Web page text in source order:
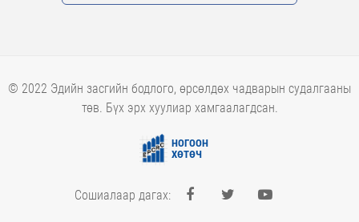
© 2022 Эдийн засгийн бодлого, өрсөлдөх чадварын судалгааны
төв. Бүх эрх хуулиар хамгаалагдсан.
НОГООН
ХӨТӨЧ
Сошиалаар дагах: